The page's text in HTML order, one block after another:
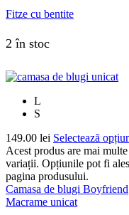
Fitze cu bentite
2 în stoc
L
S
149.00 lei Selectează
Acest produs are mai multe
variații. Opțiunile pot fi
pagina produsului.
Camasa de blugi Boyfriend
Macrame unicat